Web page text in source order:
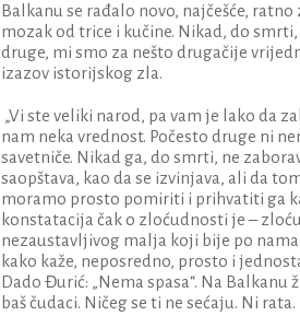
Balkanu se rađalo novo, najčešće,
mozak od trice i kučine. Nikad, do
druge, mi smo za nešto drugačije
izazov istorijskog zla.
„Vi ste veliki narod, pa vam je lako da
nam neka vrednost. Počesto druge ni
savetniče. Nikad ga, do smrti, ne
saopštava, kao da se izvinjava, ali da
moramo prosto pomiriti i prihvatiti ga
konstatacija čak o zloćudnosti je –
nezaustavljivog malja koji bije po
kako kaže, neposredno, prosto i
Dado Đurić: „Nema spasa“. Na
baš čudaci. Ničeg se ti ne sećaju. Ni